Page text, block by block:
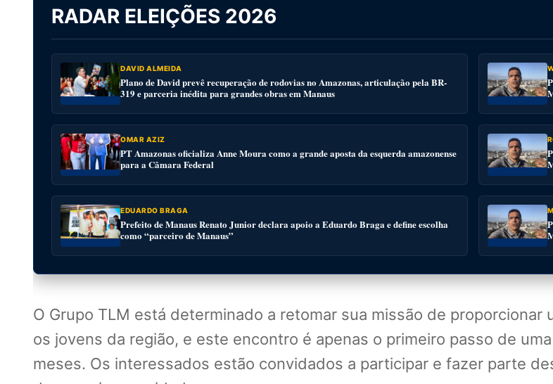
RADAR ELEIÇÕES 2026
DAVID ALMEIDA
Plano de David prevê recuperação de rodovias no Amazonas, articulação pela BR-
319 e parceria inédita para grandes obras em Manaus
OMAR AZIZ
PT Amazonas oficializa Anne Moura como a grande aposta da esquerda amazonense
para a Câmara Federal
EDUARDO BRAGA
Prefeito de Manaus Renato Junior declara apoio a Eduardo Braga e define escolha
como “parceiro de Manaus”
O Grupo TLM está determinado a retomar sua missão de
os jovens da região, e este encontro é apenas o primeiro passo de
meses. Os interessados estão convidados a participar e fazer parte